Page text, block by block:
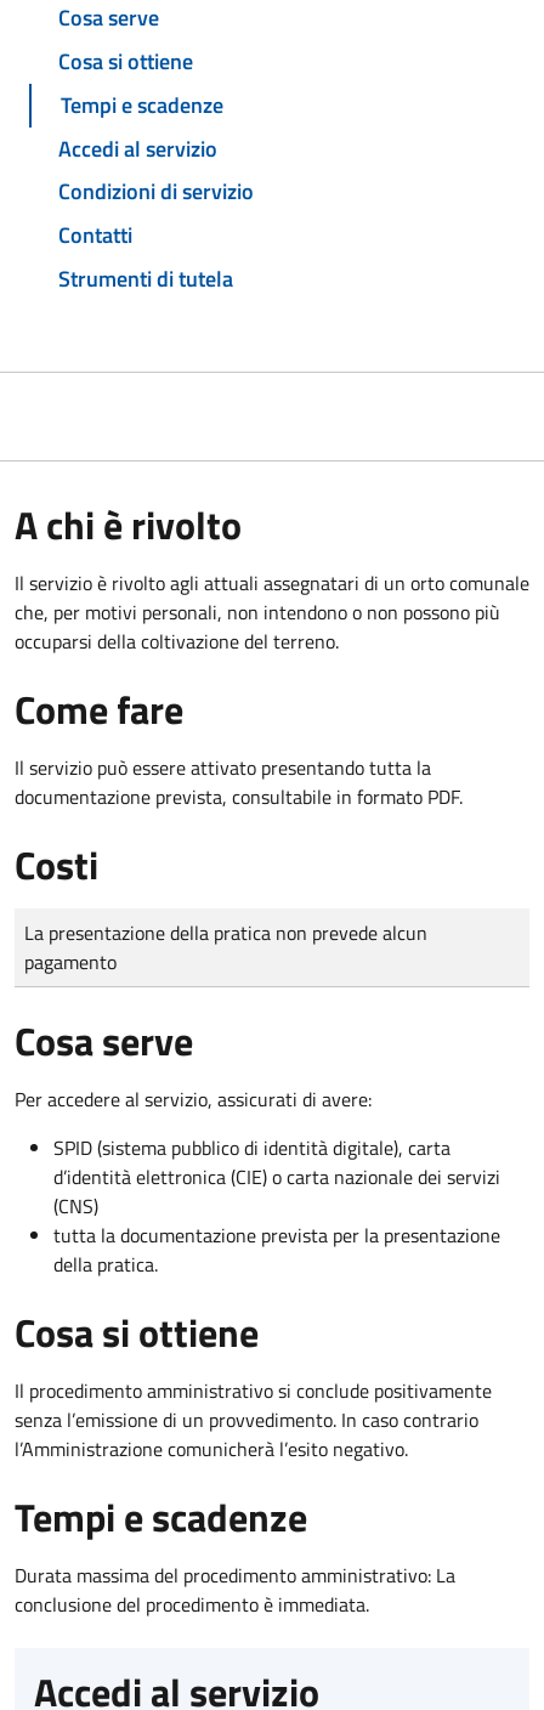
Cosa serve
Cosa si ottiene
Tempi e scadenze
Accedi al servizio
Condizioni di servizio
Contatti
Strumenti di tutela
A chi è rivolto
Il servizio è rivolto agli attuali assegnatari di un orto comunale
che, per motivi personali, non intendono o non possono più
occuparsi della coltivazione del terreno.
Come fare
Il servizio può essere attivato presentando tutta la
documentazione prevista, consultabile in formato PDF.
Costi
Tipo di pagamento
Importo
La presentazione della pratica non prevede alcun
pagamento
Cosa serve
Per accedere al servizio, assicurati di avere:
SPID (sistema pubblico di identità digitale), carta
d’identità elettronica (CIE) o carta nazionale dei servizi
(CNS)
tutta la documentazione prevista per la presentazione
della pratica.
Cosa si ottiene
Il procedimento amministrativo si conclude positivamente
senza l’emissione di un provvedimento. In caso contrario
l’Amministrazione comunicherà l’esito negativo.
Tempi e scadenze
Durata massima del procedimento amministrativo: La
conclusione del procedimento è immediata.
Accedi al servizio